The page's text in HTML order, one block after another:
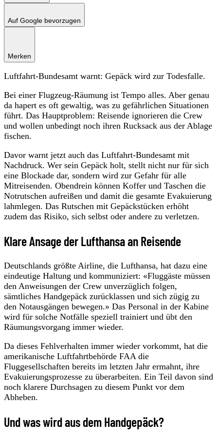
Auf Google bevorzugen
Merken
Luftfahrt-Bundesamt warnt: Gepäck wird zur Todesfalle.
Bei einer Flugzeug-Räumung ist Tempo alles. Aber genau
da hapert es oft gewaltig, was zu gefährlichen Situationen
führt. Das Hauptproblem: Reisende ignorieren die Crew
und wollen unbedingt noch ihren Rucksack aus der Ablage
fischen.
Davor warnt jetzt auch das Luftfahrt-Bundesamt mit
Nachdruck. Wer sein Gepäck holt, stellt nicht nur für sich
eine Blockade dar, sondern wird zur Gefahr für alle
Mitreisenden. Obendrein können Koffer und Taschen die
Notrutschen aufreißen und damit die gesamte Evakuierung
lahmlegen. Das Rutschen mit Gepäckstücken erhöht
zudem das Risiko, sich selbst oder andere zu verletzen.
Klare Ansage der Lufthansa an Reisende
Deutschlands größte Airline, die Lufthansa, hat dazu eine
eindeutige Haltung und kommuniziert: «Fluggäste müssen
den Anweisungen der Crew unverzüglich folgen,
sämtliches Handgepäck zurücklassen und sich zügig zu
den Notausgängen bewegen.» Das Personal in der Kabine
wird für solche Notfälle speziell trainiert und übt den
Räumungsvorgang immer wieder.
Da dieses Fehlverhalten immer wieder vorkommt, hat die
amerikanische Luftfahrtbehörde FAA die
Fluggesellschaften bereits im letzten Jahr ermahnt, ihre
Evakuierungsprozesse zu überarbeiten. Ein Teil davon sind
noch klarere Durchsagen zu diesem Punkt vor dem
Abheben.
Und was wird aus dem Handgepäck?